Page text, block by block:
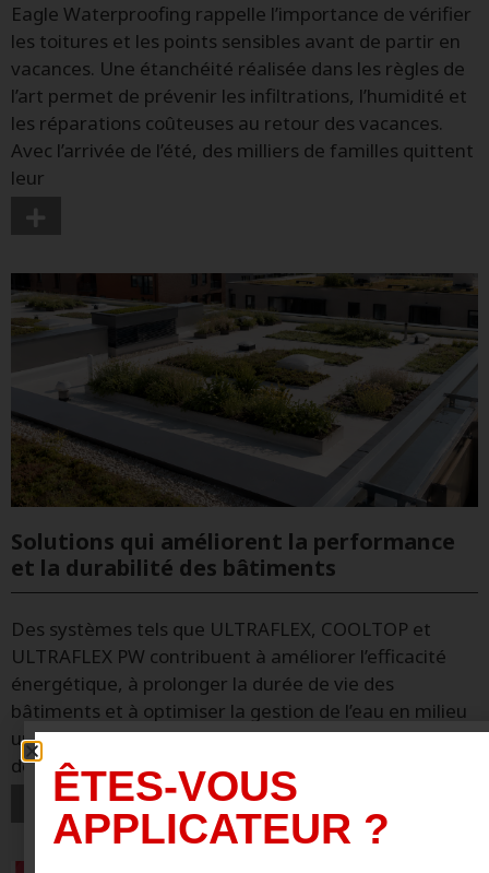
Eagle Waterproofing rappelle l’importance de vérifier
les toitures et les points sensibles avant de partir en
vacances. Une étanchéité réalisée dans les règles de
l’art permet de prévenir les infiltrations, l’humidité et
les réparations coûteuses au retour des vacances.
Avec l’arrivée de l’été, des milliers de familles quittent
leur
Solutions qui améliorent la performance
et la durabilité des bâtiments
Des systèmes tels que ULTRAFLEX, COOLTOP et
ULTRAFLEX PW contribuent à améliorer l’efficacité
énergétique, à prolonger la durée de vie des
bâtiments et à optimiser la gestion de l’eau en milieu
urbain. En Europe, les bâtiments sont responsables
de 40 % de la consommation d’énergie et de 36 %
ÊTES-VOUS
APPLICATEUR ?